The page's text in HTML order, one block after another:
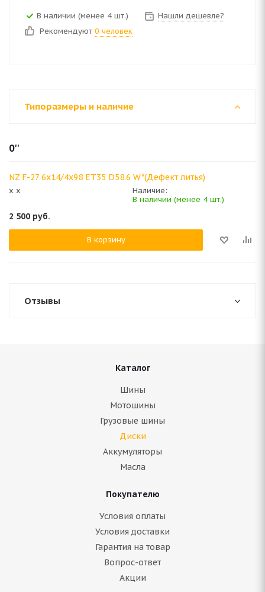
В наличии (менее 4 шт.)
Нашли дешевле?
Рекомендуют 0 человек
Типоразмеры и наличие
0''
NZ F-27 6x14/4x98 ET35 D58.6 W*(Дефект литья)
x x
Наличие:
В наличии (менее 4 шт.)
2 500 руб.
В корзину
Отзывы
Каталог
Шины
Мотошины
Грузовые шины
Диски
Аккумуляторы
Масла
Покупателю
Условия оплаты
Условия доставки
Гарантия на товар
Вопрос-ответ
Акции